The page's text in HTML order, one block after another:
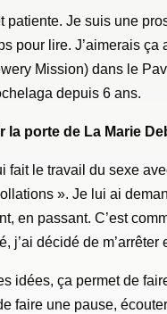
Je suis une
pour lire. J’aimerais
Mission) dans le
depuis 6 ans.
la porte de La Marie
fait le travail du sexe
». Je lui ai
en passant. C’est
j’ai décidé de m’arrêter
idées, ça permet de
faire une pause,